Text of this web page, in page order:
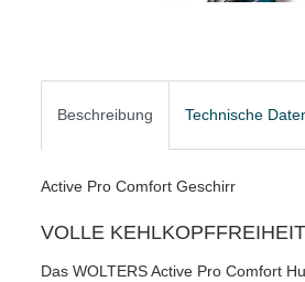
Beschreibung Technische
Active Pro Comfort Geschirr
VOLLE
Das WOLTERS Active Pro Comfort